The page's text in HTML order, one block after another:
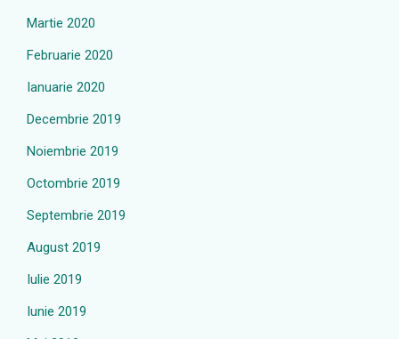
Martie 2020
Februarie 2020
Ianuarie 2020
Decembrie 2019
Noiembrie 2019
Octombrie 2019
Septembrie 2019
August 2019
Iulie 2019
Iunie 2019